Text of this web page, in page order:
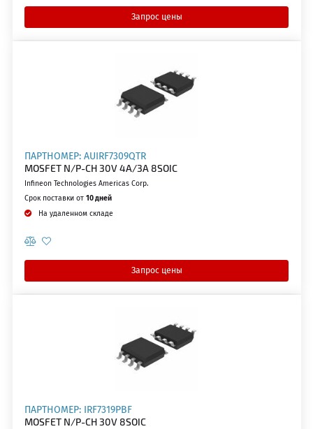
Запрос цены
ПАРТНОМЕР: AUIRF7309QTR
MOSFET N/P-CH 30V 4A/3A 8SOIC
Infineon Technologies Americas Corp.
Срок поставки от 10 дней
На удаленном складе
Запрос цены
ПАРТНОМЕР: IRF7319PBF
MOSFET N/P-CH 30V 8SOIC